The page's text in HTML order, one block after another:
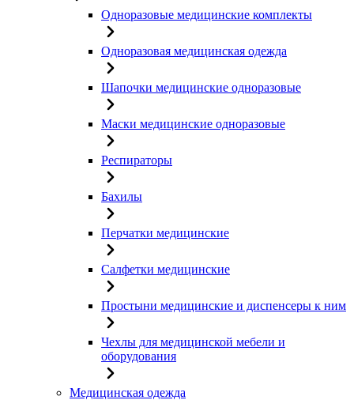
Одноразовые медицинские комплекты
Одноразовая медицинская одежда
Шапочки медицинские одноразовые
Маски медицинские одноразовые
Респираторы
Бахилы
Перчатки медицинские
Салфетки медицинские
Простыни медицинские и диспенсеры к ним
Чехлы для медицинской мебели и
оборудования
Медицинская одежда